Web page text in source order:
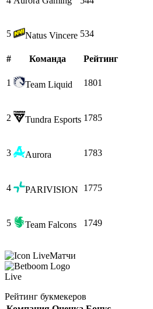
5 Natus Vincere 534
# Команда Рейтинг
1 Team Liquid 1801
2 Tundra Esports 1785
3 Aurora 1783
4 PARIVISION 1775
5 Team Falcons 1749
Матчи
Live
Рейтинг букмекеров